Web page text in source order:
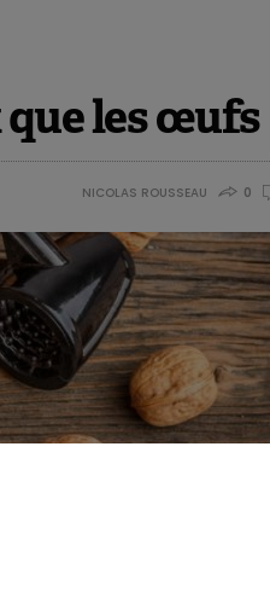
les œufs
NICOLAS ROUSSEAU 0